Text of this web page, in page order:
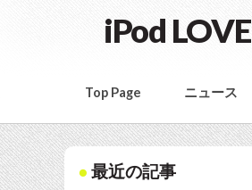
iPod LOVE
Top Page ニュース
最近の記事